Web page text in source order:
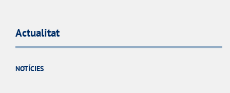
Actualitat
NOTÍCIES